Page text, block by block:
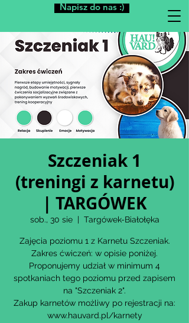
Napisz do nas :)
Szczeniak 1
(treningi z karnetu)
| TARGÓWEK
sob., 30 sie
  |
Targówek-Białołęka
Zajęcia poziomu 1 z Karnetu Szczeniak.
Zakres ćwiczeń: w opisie poniżej.
Proponujemy udział w minimum 4
spotkaniach tego poziomu przed zapisem
na "Szczeniak 2".
Zakup karnetów możliwy po rejestracji na:
www.hauvard.pl/karnety